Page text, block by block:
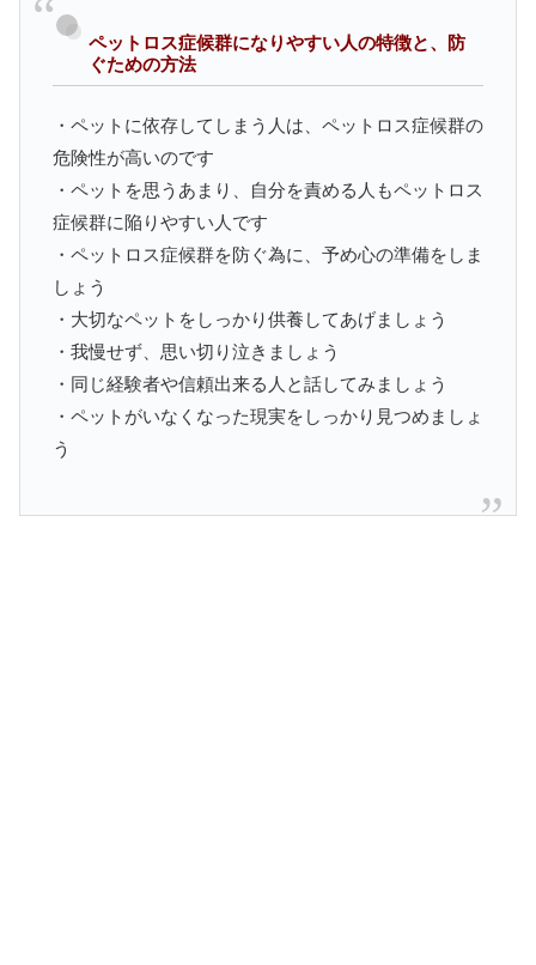
ペットロス症候群になりやすい人の特徴と、防
ぐための方法
・ペットに依存してしまう人は、ペットロス症候群の
危険性が高いのです
・ペットを思うあまり、自分を責める人もペットロス
症候群に陥りやすい人です
・ペットロス症候群を防ぐ為に、予め心の準備をしま
しょう
・大切なペットをしっかり供養してあげましょう
・我慢せず、思い切り泣きましょう
・同じ経験者や信頼出来る人と話してみましょう
・ペットがいなくなった現実をしっかり見つめましょ
う